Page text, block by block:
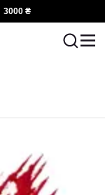
3000 ₴